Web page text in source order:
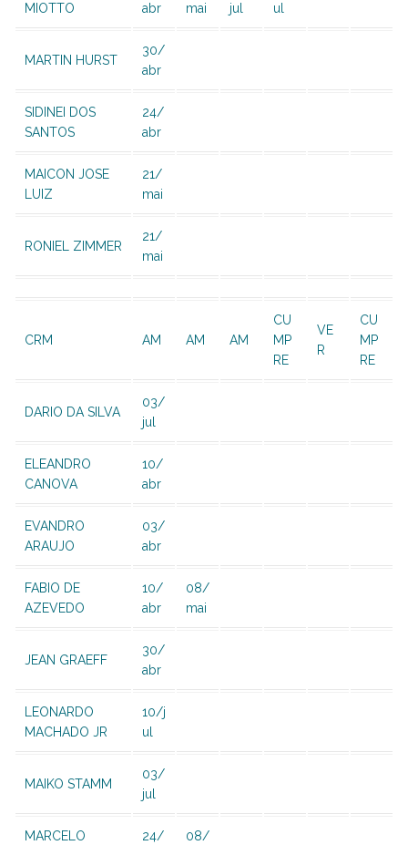
MIOTTO abr mai jul ul
MARTIN HURST
30/
abr
SIDINEI DOS
SANTOS
24/
abr
MAICON JOSE
LUIZ
21/
mai
RONIEL ZIMMER
21/
mai
CRM AM AM AM
CU
MP
RE
VE
R
CU
MP
RE
DARIO DA SILVA
03/
jul
ELEANDRO
CANOVA
10/
abr
EVANDRO
ARAUJO
03/
abr
FABIO DE
AZEVEDO
10/
abr
08/
mai
JEAN GRAEFF
30/
abr
LEONARDO
MACHADO JR
10/j
ul
MAIKO STAMM
03/
jul
MARCELO
24/
08/